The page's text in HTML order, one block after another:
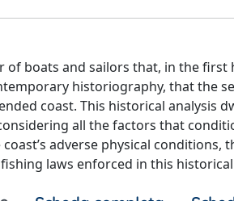
of boats and sailors that, in the
historiography, that the
coast. This historical analysis
all the factors that
adverse physical
laws enforced in this